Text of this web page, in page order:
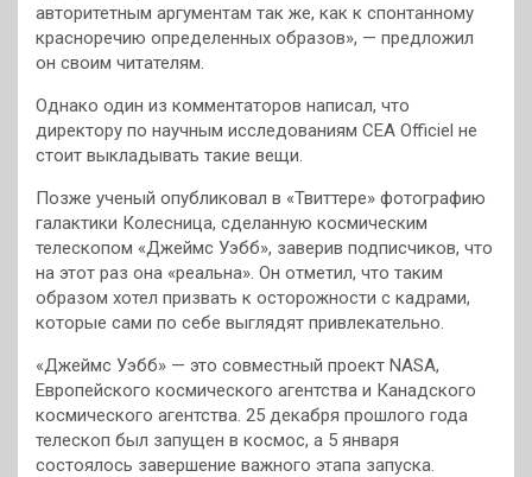
авторитетным аргументам так же, как к спонтанному
красноречию определенных образов», — предложил
он своим читателям.
Однако один из комментаторов написал, что
директору по научным исследованиям CEA Officiel не
стоит выкладывать такие вещи.
Позже ученый опубликовал в «Твиттере» фотографию
галактики Колесница, сделанную космическим
телескопом «Джеймс Уэбб», заверив подписчиков, что
на этот раз она «реальна». Он отметил, что таким
образом хотел призвать к осторожности с кадрами,
которые сами по себе выглядят привлекательно.
«Джеймс Уэбб» — это совместный проект NASA,
Европейского космического агентства и Канадского
космического агентства. 25 декабря прошлого года
телескоп был запущен в космос, а 5 января
состоялось завершение важного этапа запуска.